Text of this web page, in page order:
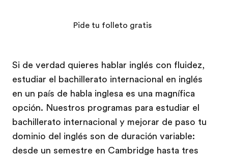
Si de verdad quieres hablar inglés con fluidez,
estudiar el bachillerato internacional en inglés
en un país de habla inglesa es una magnífica
opción. Nuestros programas para estudiar el
bachillerato internacional y mejorar de paso tu
dominio del inglés son de duración variable:
desde un semestre en Cambridge hasta tres
Pide tu folleto gratis